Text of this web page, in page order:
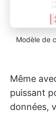
Modèle de
Même
puissant
données,